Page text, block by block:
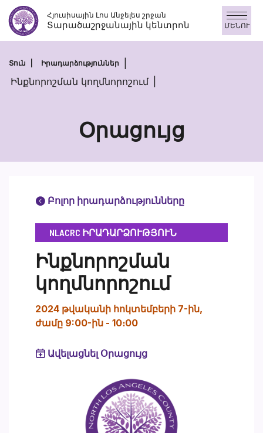
Անցնել
բովանդակությանըՀյուսիսային Լոս Անջելես շրջան
Տարածաշրջանային կենտրոն ՄԵՆՈՒ
Տուն Իրադարձություններ
Ինքնորոշման կողմնորոշում
Օրացույց
Բոլոր իրադարձությունները
NLACRC ԻՐԱԴԱՐՁՈՒԹՅՈՒՆ
Ինքնորոշման
կողմնորոշում
2024 թվականի հոկտեմբերի 7-ին,
ժամը 9:00-ին - 10։00
Ավելացնել Օրացույց